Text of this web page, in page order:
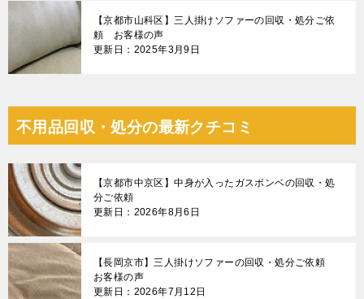
【京都市山科区】三人掛けソファーの回収・処分ご依
頼 お客様の声
更新日：2025年3月9日
不用品回収・処分の最新クチコミ
【京都市中京区】中身が入ったガスボンベの回収・処
分ご依頼
更新日：2026年8月6日
【長岡京市】三人掛けソファーの回収・処分ご依頼
お客様の声
更新日：2026年7月12日